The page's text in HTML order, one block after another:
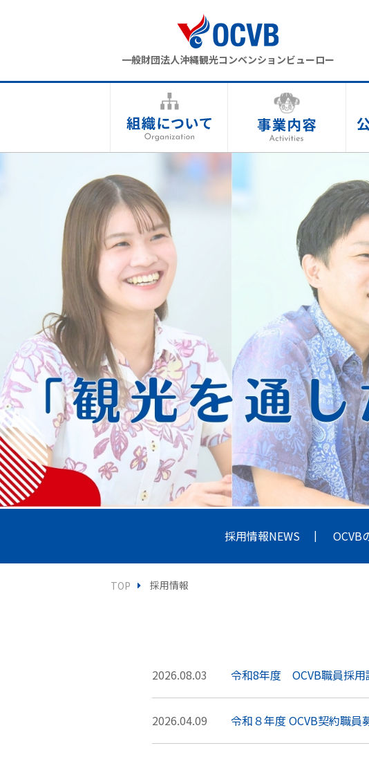
一般財団法人沖縄観光コンベンションビューロー
採用情報NEWS OCVB
TOP 採用情報
2026.08.03 令和8年度 OCVB職員採用
2026.04.09 令和８年度 OCVB契約職員